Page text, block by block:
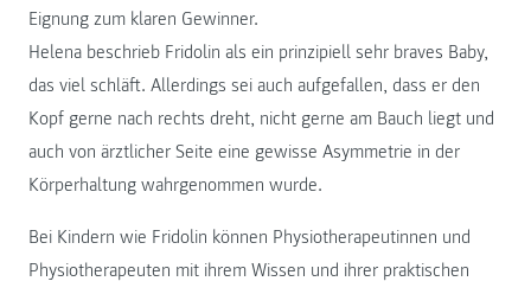
Eignung zum klaren Gewinner.
Helena beschrieb Fridolin als ein prinzipiell sehr braves Baby,
das viel schläft. Allerdings sei auch aufgefallen, dass er den
Kopf gerne nach rechts dreht, nicht gerne am Bauch liegt und
auch von ärztlicher Seite eine gewisse Asymmetrie in der
Körperhaltung wahrgenommen wurde.
Bei Kindern wie Fridolin können Physiotherapeutinnen und
Physiotherapeuten mit ihrem Wissen und ihrer praktischen